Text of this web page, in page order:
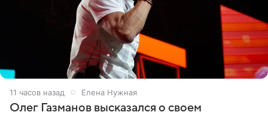
11 часов назад Елена Нужная
Олег Газманов высказался о своем